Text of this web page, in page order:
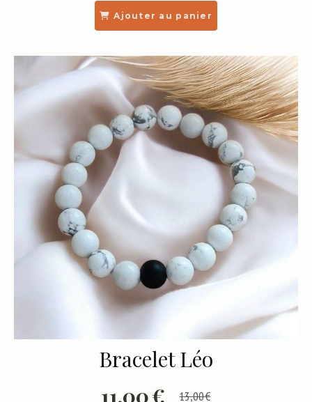
Ajouter au panier
Bracelet Léo
11,00€ 13,00€